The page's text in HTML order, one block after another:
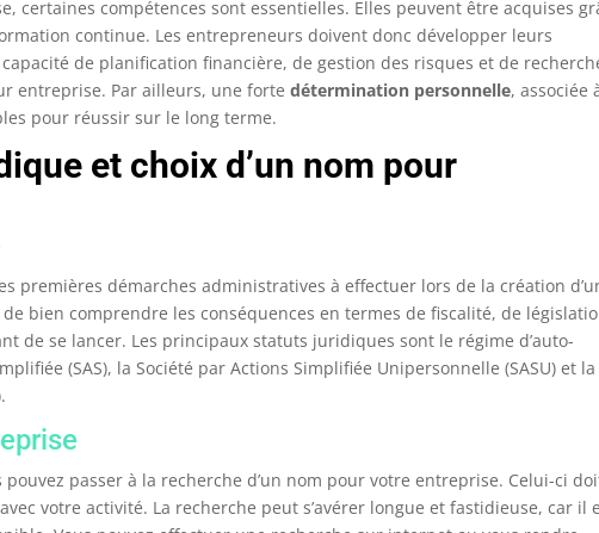
certaines compétences sont essentielles. Elles peuvent être acquises
continue. Les entrepreneurs doivent donc développer leurs
de planification financière, de gestion des risques et de
entreprise. Par ailleurs, une fortedétermination personnelle, associée
pour réussir sur le long terme.
et choix d’un nom pour
premières démarches administratives à effectuer lors de la création
bien comprendre les conséquences en termes de fiscalité, de
de se lancer. Les principaux statuts juridiques sont le régime d’auto-
(SAS), la Société par Actions Simplifiée Unipersonnelle (SASU) et la
passer à la recherche d’un nom pour votre entreprise. Celui-ci
votre activité. La recherche peut s’avérer longue et fastidieuse, car il